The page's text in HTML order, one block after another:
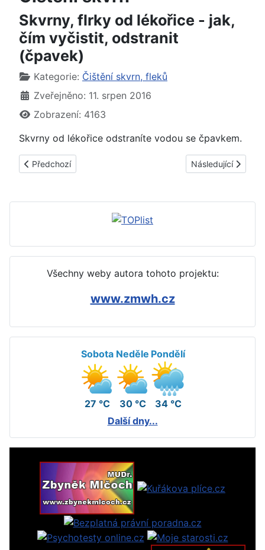
Skvrny, flrky od lékořice - jak,
čím vyčistit, odstranit
(čpavek)
Základní údaje
Kategorie: Čištění skvrn, fleků
Zveřejněno: 11. srpen 2016
Zobrazení: 4163
Skvrny od lékořice odstraníte vodou se čpavkem.
Předchozí článek: Skvrny, fleky od likérů - jak, čím vyčistit,
Předchozí Další článek:
Následující
Všechny weby autora tohoto projektu:
www.zmwh.cz
Sobota
27 °C
Neděle
30 °C
Pondělí
34 °C
Další dny...